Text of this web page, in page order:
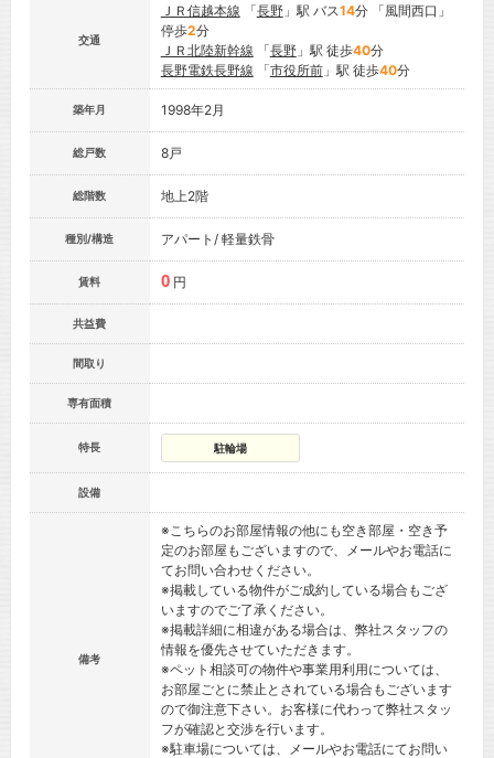
交通
ＪＲ信越本線 「長野」駅 バス14分 「風間西口」
停歩2分
ＪＲ北陸新幹線 「長野」駅 徒歩40分
長野電鉄長野線 「市役所前」駅 徒歩40分
築年月 1998年2月
総戸数 8戸
総階数 地上2階
種別/構造 アパート/ 軽量鉄骨
賃料 0 円
共益費
間取り
専有面積
特長 駐輪場
設備
備考
※こちらのお部屋情報の他にも空き部屋・空き予
定のお部屋もございますので、メールやお電話に
てお問い合わせください。
※掲載している物件がご成約している場合もござ
いますのでご了承ください。
※掲載詳細に相違がある場合は、弊社スタッフの
情報を優先させていただきます。
※ペット相談可の物件や事業用利用については、
お部屋ごとに禁止とされている場合もございます
ので御注意下さい。お客様に代わって弊社スタッ
フが確認と交渉を行います。
※駐車場については、メールやお電話にてお問い